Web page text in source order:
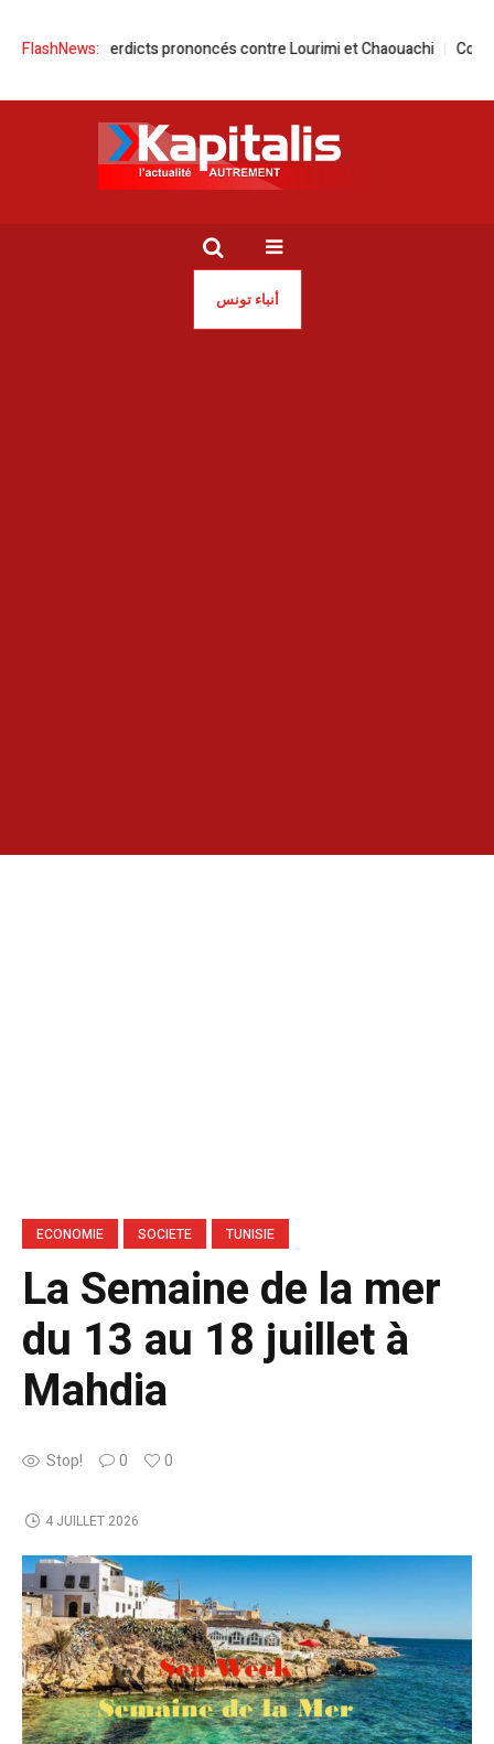
FlashNews:
les verdicts prononcés contre Lourimi et Chaouachi Coupures
أنباء تونس
ECONOMIE SOCIETE TUNISIE
La Semaine de la mer
du 13 au 18 juillet à
Mahdia
Stop! 0 0
4 JUILLET 2026